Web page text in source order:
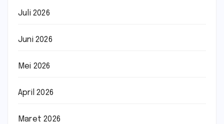
Juli 2026
Juni 2026
Mei 2026
April 2026
Maret 2026